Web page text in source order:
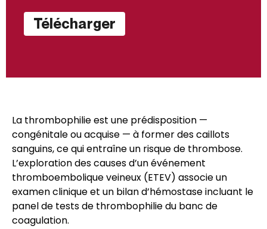
Télécharger
La thrombophilie est une prédisposition —
congénitale ou acquise — à former des caillots
sanguins, ce qui entraîne un risque de thrombose.
L’exploration des causes d’un événement
thromboembolique veineux (ETEV) associe un
examen clinique et un bilan d’hémostase incluant le
panel de tests de thrombophilie du banc de
coagulation.